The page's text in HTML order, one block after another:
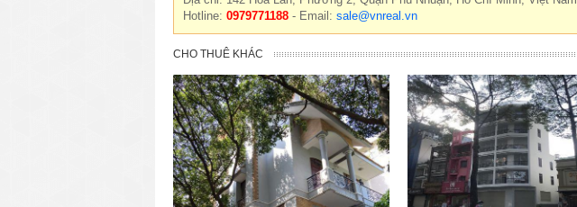
Hotline: 0979771188 - Email: sale@vnreal.vn
CHO THUÊ KHÁC